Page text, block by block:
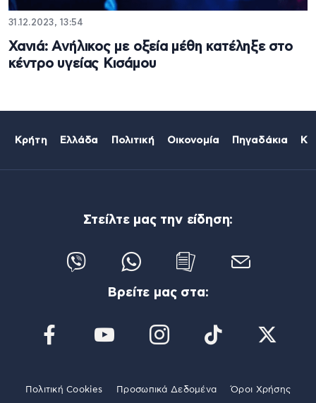
31.12.2023, 13:54
Χανιά: Ανήλικος με οξεία μέθη κατέληξε στο
κέντρο υγείας Κισάμου
Κρήτη Ελλάδα Πολιτική Οικονομία Πηγαδάκια
Στείλτε μας την είδηση:
Βρείτε μας στα:
Πολιτική Cookies Προσωπικά Δεδομένα Όροι Χρήσης